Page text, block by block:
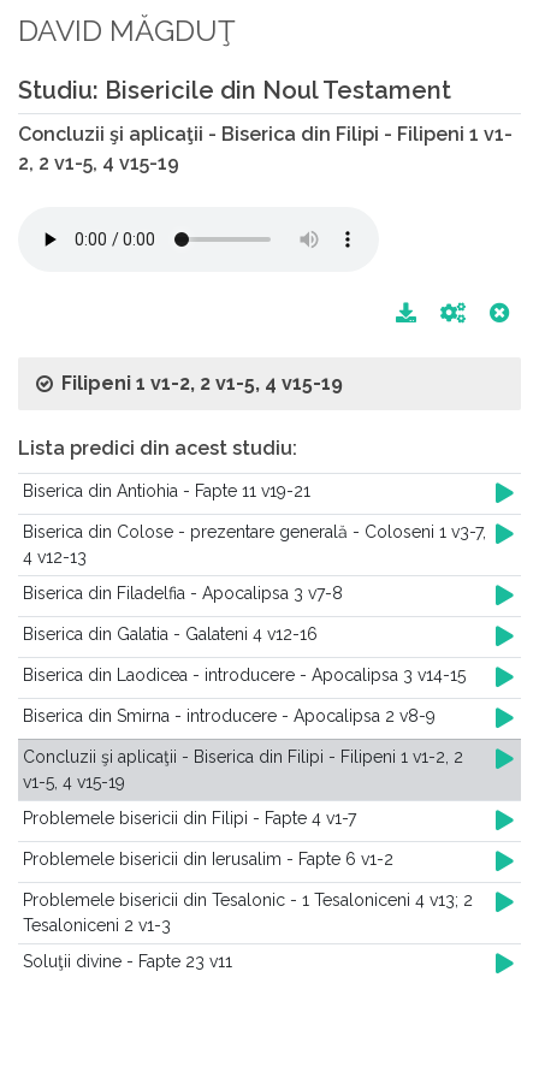
DAVID MĂGDUŢ
Studiu: Bisericile din Noul Testament
Concluzii şi aplicaţii - Biserica din Filipi - Filipeni 1 v1-
2, 2 v1-5, 4 v15-19
Filipeni 1 v1-2, 2 v1-5, 4 v15-19
Lista predici din acest studiu:
Biserica din Antiohia - Fapte 11 v19-21
Biserica din Colose - prezentare generală - Coloseni 1 v3-7,
4 v12-13
Biserica din Filadelfia - Apocalipsa 3 v7-8
Biserica din Galatia - Galateni 4 v12-16
Biserica din Laodicea - introducere - Apocalipsa 3 v14-15
Biserica din Smirna - introducere - Apocalipsa 2 v8-9
Concluzii şi aplicaţii - Biserica din Filipi - Filipeni 1 v1-2, 2
v1-5, 4 v15-19
Problemele bisericii din Filipi - Fapte 4 v1-7
Problemele bisericii din Ierusalim - Fapte 6 v1-2
Problemele bisericii din Tesalonic - 1 Tesaloniceni 4 v13; 2
Tesaloniceni 2 v1-3
Soluţii divine - Fapte 23 v11